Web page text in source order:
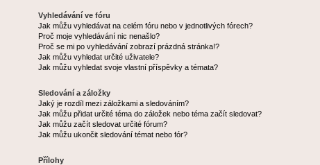
Vyhledávání ve fóru
Jak můžu vyhledávat na celém fóru nebo v jednotlivých fórech?
Proč moje vyhledávání nic nenašlo?
Proč se mi po vyhledávání zobrazí prázdná stránka!?
Jak můžu vyhledat určité uživatele?
Jak můžu vyhledat svoje vlastní příspěvky a témata?
Sledování a záložky
Jaký je rozdíl mezi záložkami a sledováním?
Jak můžu přidat určité téma do záložek nebo téma začít sledovat?
Jak můžu začít sledovat určité fórum?
Jak můžu ukončit sledování témat nebo fór?
Přílohy